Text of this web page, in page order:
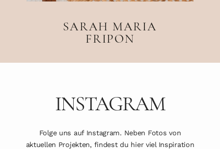
SARAH MARIA
FRIPON
INSTAGRAM
Folge uns auf Instagram. Neben Fotos von
aktuellen Projekten, findest du hier viel Inspiration